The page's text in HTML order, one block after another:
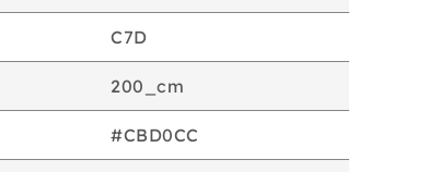
C7D
200_cm
#CBD0CC